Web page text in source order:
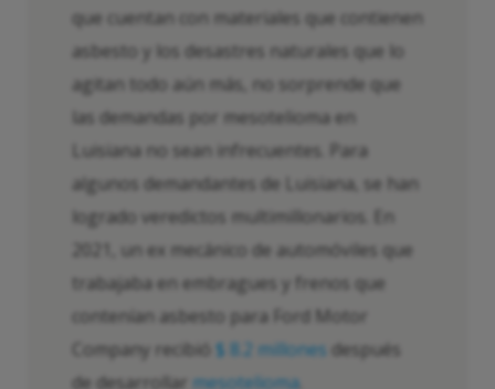
que cuentan con materiales que contienen
asbesto y los desastres naturales que lo
agitan todo aún más, no sorprende que
las demandas por mesotelioma en
Luisiana no sean infrecuentes. Para
algunos demandantes de Luisiana, se han
logrado veredictos multimillonarios. En
2021, un ex mecánico de automóviles que
trabajaba en embragues y frenos que
contenían asbesto para Ford Motor
Company recibió $ 8.2 millones después
de desarrollar mesotelioma.